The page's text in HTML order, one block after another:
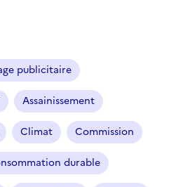
t
i
c
l
e
s
publicitaire
Assainissement
Climat Commission
durable